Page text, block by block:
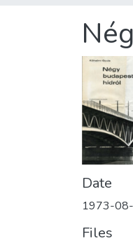
Date
1973-
Files